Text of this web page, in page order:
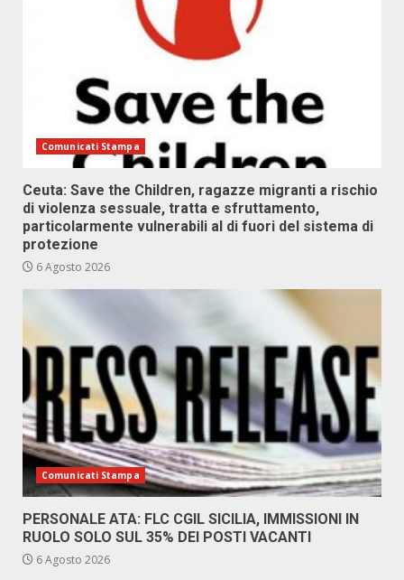
Comunicati Stampa
Ceuta: Save the Children, ragazze migranti a rischio
di violenza sessuale, tratta e sfruttamento,
particolarmente vulnerabili al di fuori del sistema di
protezione
6 Agosto 2026
Comunicati Stampa
PERSONALE ATA: FLC CGIL SICILIA, IMMISSIONI IN
RUOLO SOLO SUL 35% DEI POSTI VACANTI
6 Agosto 2026